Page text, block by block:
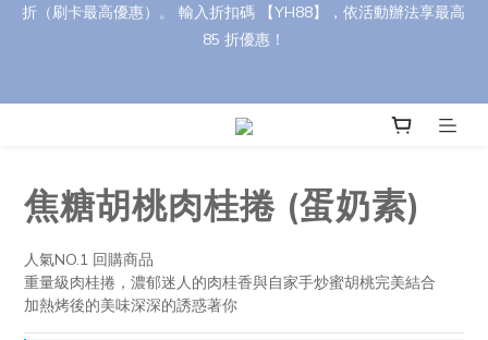
🎁 【中秋禮盒訂購優惠】 任選 8 盒以上享 95 折，30 盒以上享 9
折（刷卡最高優惠）。 輸入折扣碼 【YH88】，依活動辦法享最高
🎉【首購優惠】首筆訂單消費滿700元，立即折抵50元！
訂單皆為接單後新鮮製作，下單後約需 3–4 天安排出貨，請您提
🎁 【中秋禮盒訂購優惠】 任選 8 盒以上享 95 折，30 盒以上享 9
折（刷卡最高優惠）。 輸入折扣碼 【YH88】，依活動辦法享最高
85 折優惠！
焦糖胡桃肉桂捲 (蛋奶素)
人氣NO.1 回購商品
重量級肉桂捲，濃郁迷人的肉桂香與自家手炒蜜胡桃完美結合
加熱烤後的美味深深的誘惑著你